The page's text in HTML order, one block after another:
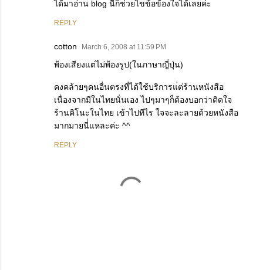
ได้มาอ่าน blog นี้ก็ช่วยไขข้อข้องใจได้เลยค่ะ
REPLY
cotton March 6, 2008 at 11:59 PM
พ้องเสียงแต่ไม่พ้องรูป(ในภาษาญี่ปุ่น)
คงคล้ายๆคนอื่นตรงที่ได้ใช้บริการแ่ต่ร้านหนังสือ
เนื่องจากมีในไทยนั่นเอง ไปๆมาๆก็ต้องบอกว่าติดใจ
ร้านคิโนะในไทย เข้าไปทีไร ใจจะละลายด้วยหนังสือ
มากมายนี่่แหละค่ะ ^^
REPLY